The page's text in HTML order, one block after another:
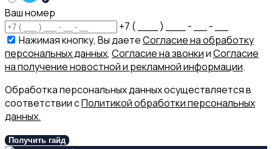
Ваш номер
+7 ( ___ ) ___ - __ - __
Нажимая кнопку, Вы даетеСогласие на обработку
персональных данных, Согласие на звонкииСогласие
на получение новостной и рекламной информации.
Обработка персональных данных осуществляется в
соответствии сПолитикой обработки персональных
данных.
Получить гайд